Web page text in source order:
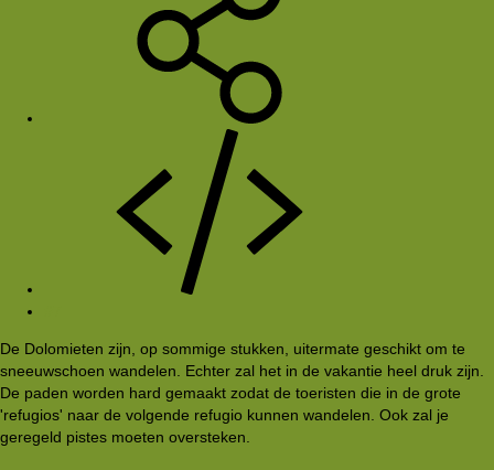
De Dolomieten zijn, op sommige stukken, uitermate geschikt om te
sneeuwschoen wandelen. Echter zal het in de vakantie heel druk zijn.
De paden worden hard gemaakt zodat de toeristen die in de grote
'refugios' naar de volgende refugio kunnen wandelen. Ook zal je
geregeld pistes moeten oversteken.